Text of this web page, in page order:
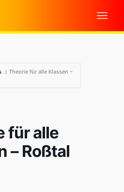
Theorie für alle Klassen –
für alle
– Roßtal